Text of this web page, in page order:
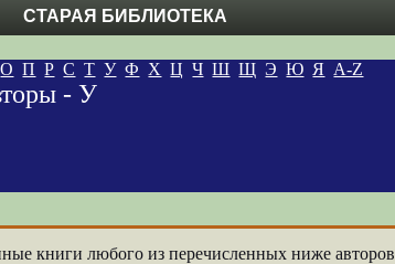
СТАРАЯ БИБЛИОТЕКА
О П Р С Т У Ф Х Ц Ч Ш Щ Э Ю Я A-Z
- У
книги любого из перечисленных ниже авторов